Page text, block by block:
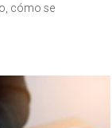
cómo se